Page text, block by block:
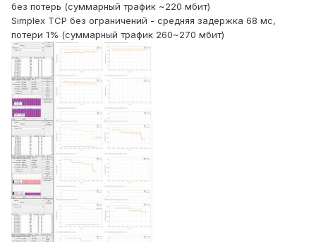
без потерь (суммарный трафик ~220 мбит)
Simplex TCP без ограничений - средняя задержка 68 мс,
потери 1% (суммарный трафик 260~270 мбит)